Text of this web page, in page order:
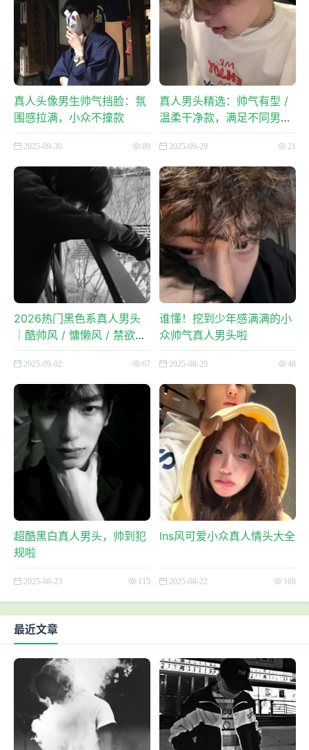
真人头像男生帅气挡脸：氛
围感拉满，小众不撞款
2025-09-30 89
真人男头精选：帅气有型 /
温柔干净款，满足不同男生
审美需求
2025-09-29 21
2026热门黑色系真人男头
｜酷帅风 / 慵懒风 / 禁欲风
全覆盖
2025-09-02 67
谁懂！挖到少年感满满的小
众帅气真人男头啦
2025-08-29 48
超酷黑白真人男头，帅到犯
规啦
2025-08-23 115
Ins风可爱小众真人情头大全
2025-08-22 108
最近文章